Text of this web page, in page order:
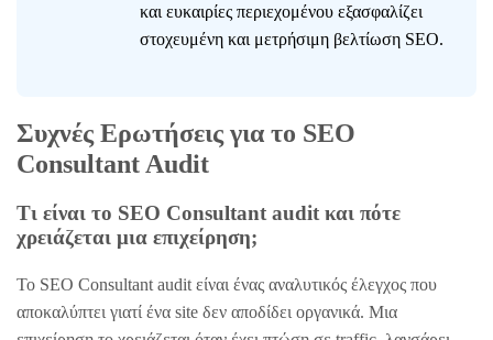
και ευκαιρίες περιεχομένου εξασφαλίζει
στοχευμένη και μετρήσιμη βελτίωση SEO.
Συχνές Ερωτήσεις για το SEO
Consultant Audit
Τι είναι το SEO Consultant audit και πότε
χρειάζεται μια επιχείρηση;
Το SEO Consultant audit είναι ένας αναλυτικός έλεγχος που
αποκαλύπτει γιατί ένα site δεν αποδίδει οργανικά. Μια